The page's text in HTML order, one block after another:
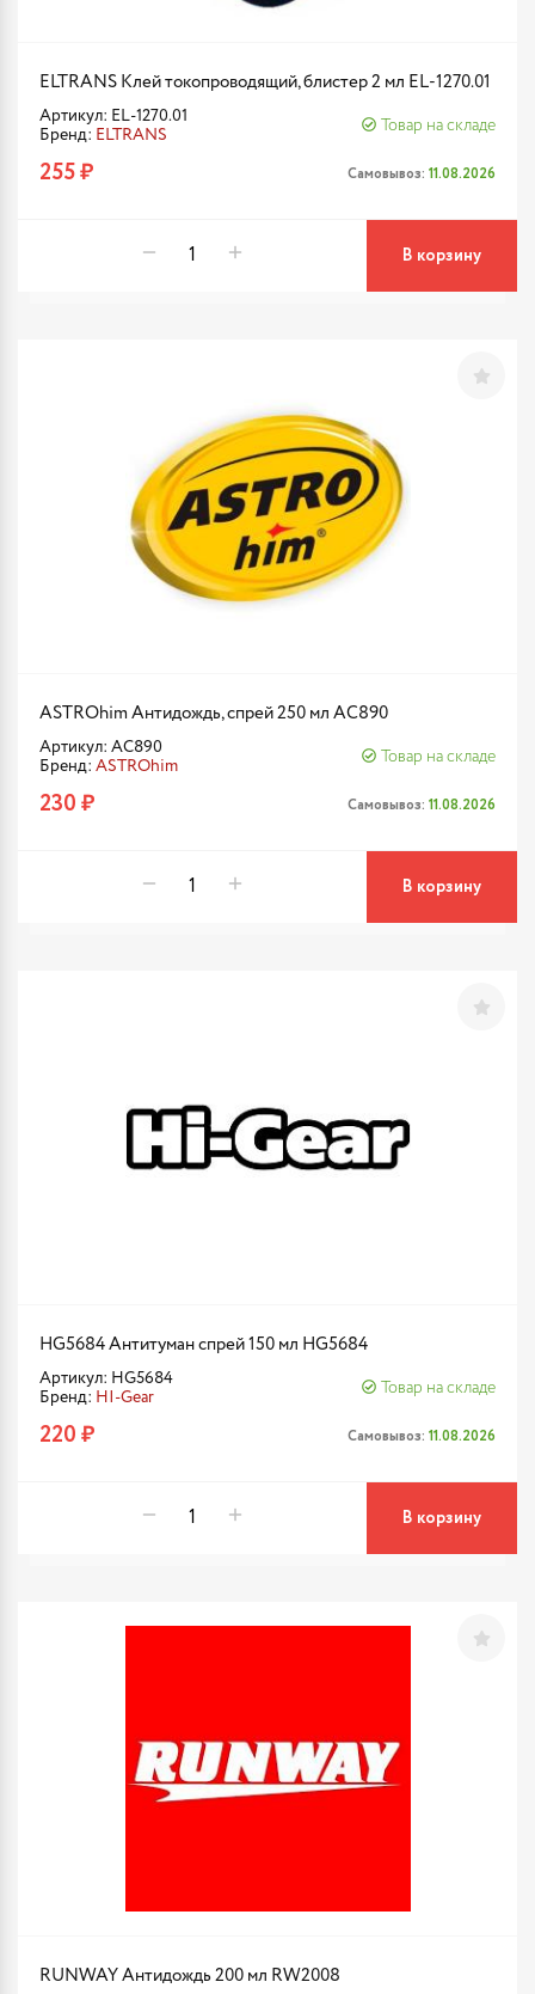
ELTRANS Клей токопроводящий, блистер 2 мл EL-1270.01
Артикул: EL-1270.01
Бренд: ELTRANS
Товар на складе
255 ₽ Самовывоз: 11.08.2026
В корзину
ASTROhim Антидождь, спрей 250 мл AC890
Артикул: AC890
Бренд: ASTROhim
Товар на складе
230 ₽ Самовывоз: 11.08.2026
В корзину
HG5684 Антитуман спрей 150 мл HG5684
Артикул: HG5684
Бренд: HI-Gear
Товар на складе
220 ₽ Самовывоз: 11.08.2026
В корзину
RUNWAY Антидождь 200 мл RW2008